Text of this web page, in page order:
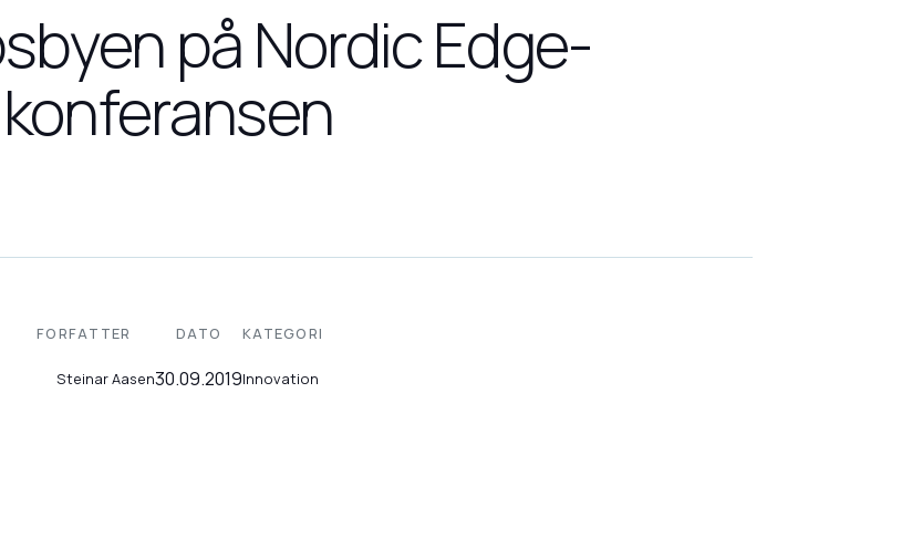
på Nordic Edge-
konferansen
FORFATTER
Steinar Aasen
DATO
30.09.2019
KATEGORI
Innovation